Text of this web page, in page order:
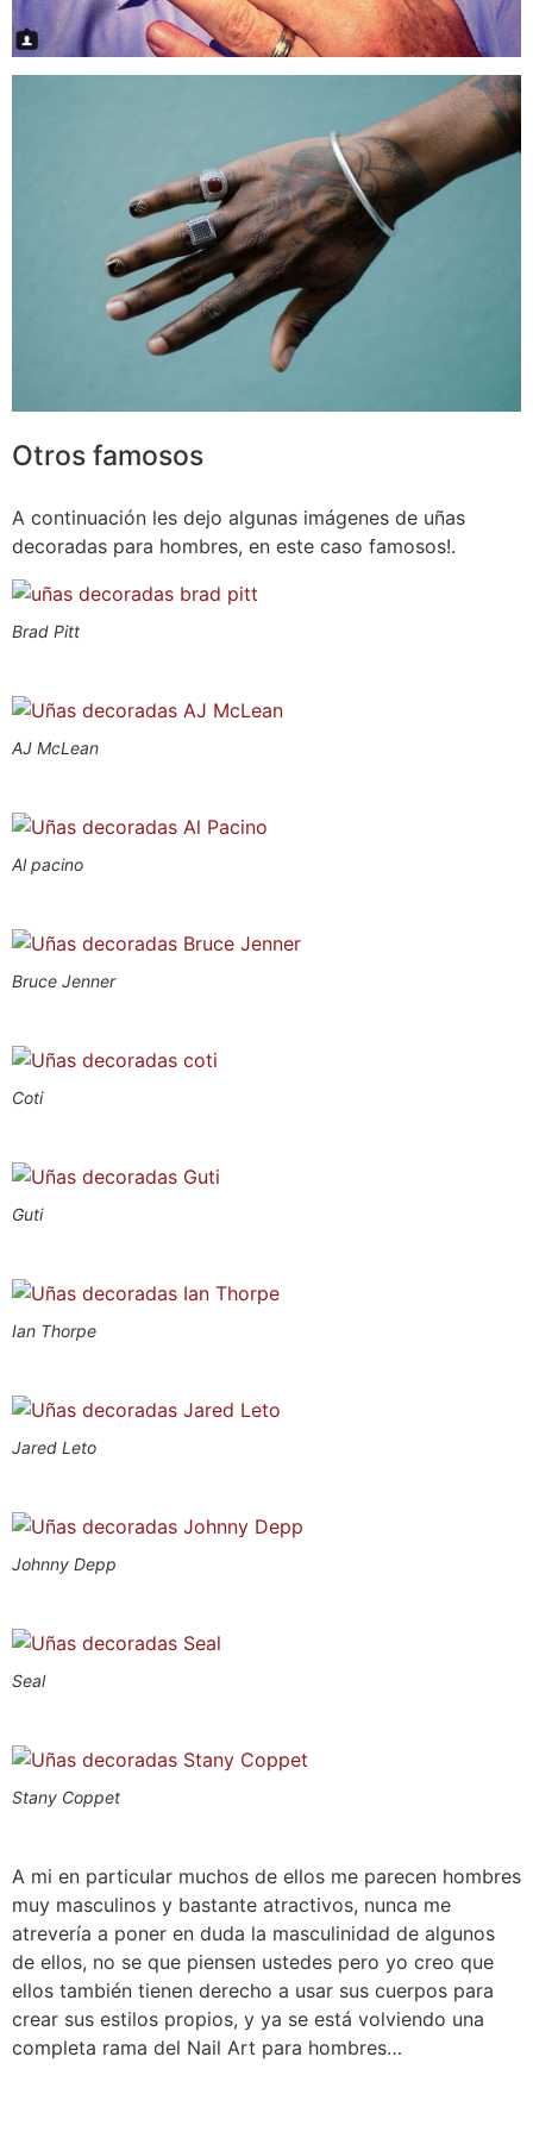
Otros famosos
A continuación les dejo algunas imágenes de uñas
decoradas para hombres, en este caso famosos!.
Brad Pitt
AJ McLean
Al pacino
Bruce Jenner
Coti
Guti
Ian Thorpe
Jared Leto
Johnny Depp
Seal
Stany Coppet
A mi en particular muchos de ellos me parecen hombres
muy masculinos y bastante atractivos, nunca me
atrevería a poner en duda la masculinidad de algunos
de ellos, no se que piensen ustedes pero yo creo que
ellos también tienen derecho a usar sus cuerpos para
crear sus estilos propios, y ya se está volviendo una
completa rama del Nail Art para hombres…